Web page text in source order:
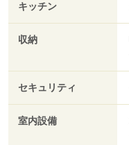
キッチン
収納
セキュリティ
室内設備